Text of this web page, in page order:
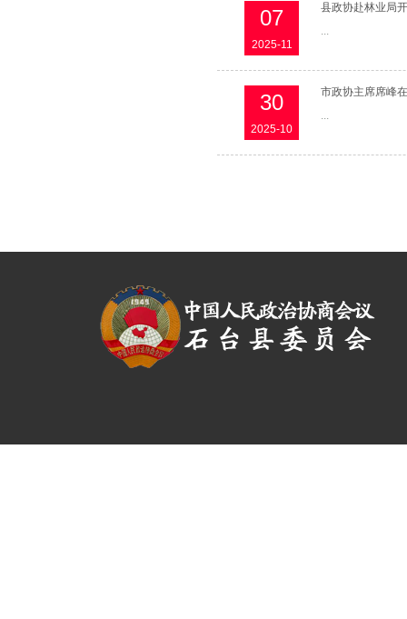
07
2025-11
县政协赴林业局
...
30
2025-10
市政协主席席峰
...